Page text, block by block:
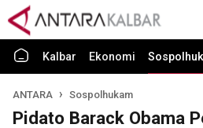
Kalbar Ekonomi
ANTARA Sospolhukam
Pidato Barack Obama